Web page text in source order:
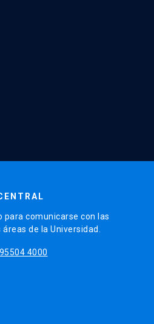
para comunicarse con las
de la Universidad.
4000